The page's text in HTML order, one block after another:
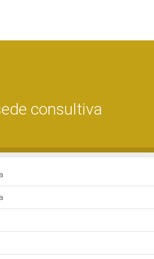
consultiva